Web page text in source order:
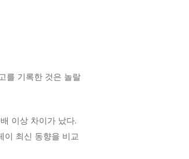
를 기록한 것은 놀랄
이상 차이가 났다.
이 최신 동향을 비교